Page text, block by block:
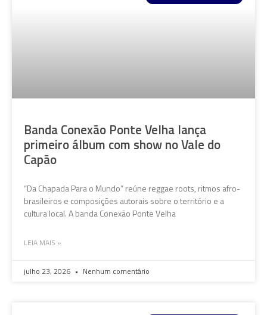
Banda Conexão Ponte Velha lança
primeiro álbum com show no Vale do
Capão
“Da Chapada Para o Mundo” reúne reggae roots, ritmos afro-
brasileiros e composições autorais sobre o território e a
cultura local. A banda Conexão Ponte Velha
LEIA MAIS »
julho 23, 2026 Nenhum comentário